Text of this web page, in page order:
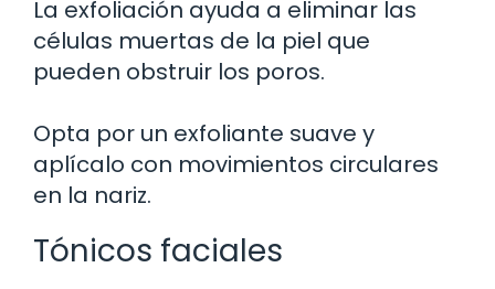
La exfoliación ayuda a eliminar las
células muertas de la piel que
pueden obstruir los poros.
Opta por un exfoliante suave y
aplícalo con movimientos circulares
en la nariz.
Tónicos faciales